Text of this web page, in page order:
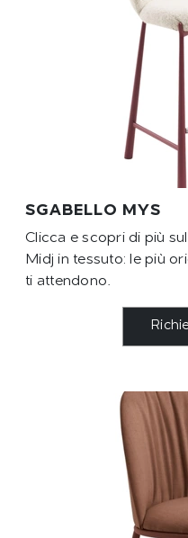
SGABELLO MYS
Clicca e scopri di più
Midj in tessuto: le più
ti attendono.